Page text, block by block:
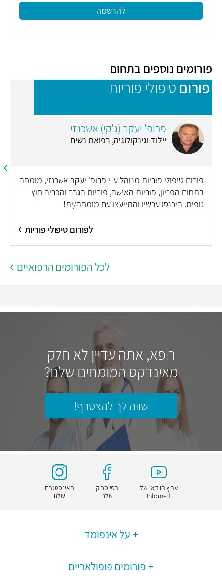
להרשמה
פורומים נוספים בתחום
פורום טיפולי פוריות
פרופ' יעקב (ג'קי) אשכנזי
יילוד וגינקולוגיה, רפואת נשים
פורום טיפולי פוריות מנוהל ע"י פרופ' יעקב אשכנזי, מומחה
בתחום הפריון, פוריות האישה, פוריות הגבר והפריה חוץ
גופית. היכנסו עכשיו והתייעצו עם מומחה/ית!
לפורום טיפולי פוריות
לכל הפורומים הרפואיים
רופא, אתה עדיין לא חלק
מאינדקס המומחים שלנו?
שווה לך להצטרף!
ערוץ הוידאו של
Infomed
הפייסבוק
שלנו
האינסטגרם
שלנו
על אינפומד
פורומים פופולאריים